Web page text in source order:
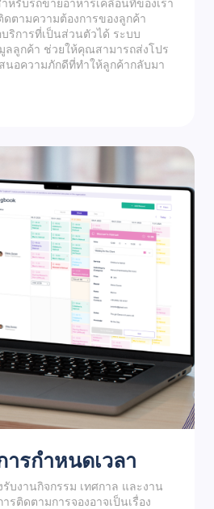
หรับรถขายอาหารเคลื่อนที่ของเรา
ดตามความต้องการของลูกค้า
ริการที่เป็นส่วนตัวได้ ระบบ
ลลูกค้า ช่วยให้คุณสามารถส่งโปร
นอความภักดีที่ทำให้ลูกค้ากลับมา
ารกำหนดเวลา
บงานกิจกรรม เทศกาล และงาน
รติดตามการจองอาจเป็นเรื่อง